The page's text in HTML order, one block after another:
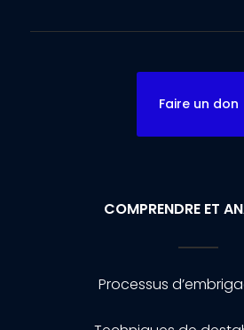
Faire un don
COMPRENDRE ET
Processus